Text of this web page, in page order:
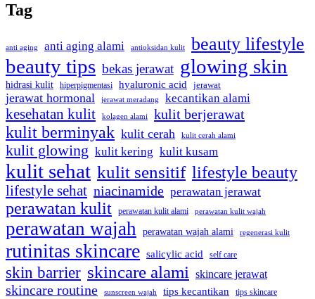
Tag
anti aging anti aging alami antioksidan kulit beauty lifestyle
beauty tips bekas jerawat glowing skin
hidrasi kulit hiperpigmentasi hyaluronic acid jerawat
jerawat hormonal jerawat meradang kecantikan alami
kesehatan kulit kolagen alami kulit berjerawat
kulit berminyak kulit cerah kulit cerah alami
kulit glowing kulit kering kulit kusam
kulit sehat kulit sensitif lifestyle beauty
lifestyle sehat niacinamide perawatan jerawat
perawatan kulit perawatan kulit alami perawatan kulit wajah
perawatan wajah perawatan wajah alami regenerasi kulit
rutinitas skincare salicylic acid self care
skin barrier skincare alami skincare jerawat
skincare routine sunscreen wajah tips kecantikan tips skincare